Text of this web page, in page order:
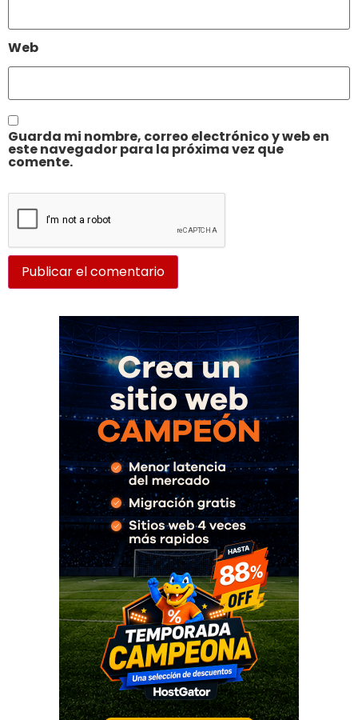
Web
Guarda mi nombre, correo electrónico y web en
este navegador para la próxima vez que
comente.